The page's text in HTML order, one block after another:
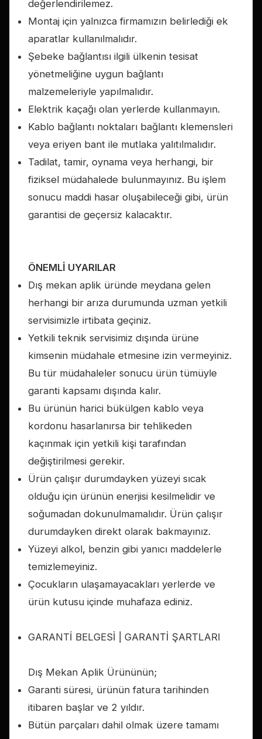
değerlendirilemez.
Montaj için yalnızca firmamızın belirlediği ek
aparatlar kullanılmalıdır.
Şebeke bağlantısı ilgili ülkenin tesisat
yönetmeliğine uygun bağlantı
malzemeleriyle yapılmalıdır.
Elektrik kaçağı olan yerlerde kullanmayın.
Kablo bağlantı noktaları bağlantı klemensleri
veya eriyen bant ile mutlaka yalıtılmalıdır.
Tadilat, tamir, oynama veya herhangi, bir
fiziksel müdahalede bulunmayınız. Bu işlem
sonucu maddi hasar oluşabileceği gibi, ürün
garantisi de geçersiz kalacaktır.
ÖNEMLİ UYARILAR
Dış mekan aplik üründe meydana gelen
herhangi bir arıza durumunda uzman yetkili
servisimizle irtibata geçiniz.
Yetkili teknik servisimiz dışında ürüne
kimsenin müdahale etmesine izin vermeyiniz.
Bu tür müdahaleler sonucu ürün tümüyle
garanti kapsamı dışında kalır.
Bu ürünün harici bükülgen kablo veya
kordonu hasarlanırsa bir tehlikeden
kaçınmak için yetkili kişi tarafından
değiştirilmesi gerekir.
Ürün çalışır durumdayken yüzeyi sıcak
olduğu için ürünün enerjisi kesilmelidir ve
soğumadan dokunulmamalıdır. Ürün çalışır
durumdayken direkt olarak bakmayınız.
Yüzeyi alkol, benzin gibi yanıcı maddelerle
temizlemeyiniz.
Çocukların ulaşamayacakları yerlerde ve
ürün kutusu içinde muhafaza ediniz.
GARANTİ BELGESİ | GARANTİ ŞARTLARI
Dış Mekan Aplik Ürününün;
Garanti süresi, ürünün fatura tarihinden
itibaren başlar ve 2 yıldır.
Bütün parçaları dahil olmak üzere tamamı